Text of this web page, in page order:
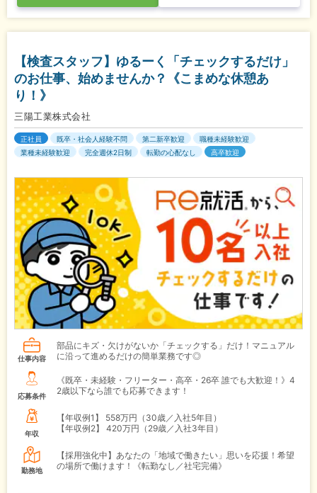
【検査スタッフ】ゆるーく「チェックするだけ」
のお仕事、始めませんか？《こまめな休憩あ
り！》
三陽工業株式会社
正社員 既卒・社会人経験不問 第二新卒歓迎
職種未経験歓迎
業種未経験歓迎
完全週休2日制 転勤の心配なし 高卒歓迎
仕事内容
部品にキズ・欠けがないか「チェックする」だけ！マニュアル
に沿って進めるだけの簡単業務です◎
応募条件
《既卒・未経験・フリーター・高卒・26卒 誰でも大歓迎！》4
2歳以下なら誰でも応募できます！
年収
【年収例1】
558万円（30歳／入社5年目）
【年収例2】
420万円（29歳／入社3年目）
勤務地
【採用強化中】あなたの「地域で働きたい」思いを応援！希望
の場所で働けます！《転勤なし／社宅完備》